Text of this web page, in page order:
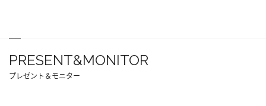
PRESENT&MONITOR
プレゼント＆モニター